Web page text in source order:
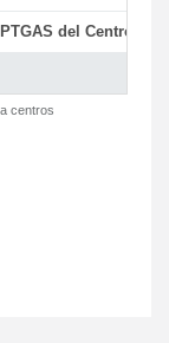
del Centro
centros